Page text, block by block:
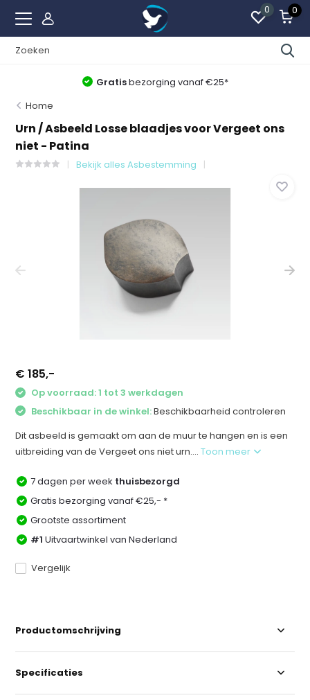
0 0
Gratisbezorging vanaf €25*
Home
Urn / Asbeeld Losse blaadjes voor Vergeet ons
niet - Patina
Bekijk alles Asbestemming
€ 185,-
Op voorraad: 1 tot 3 werkdagen
Beschikbaar in de winkel:Beschikbaarheid controleren
Dit asbeeld is gemaakt om aan de muur te hangen en is een
uitbreiding van de Vergeet ons niet urn....Toon meer
7 dagen per week thuisbezorgd
Gratis bezorging vanaf €25,- *
Grootste assortiment
#1 Uitvaartwinkel van Nederland
Vergelijk
Productomschrijving
Specificaties